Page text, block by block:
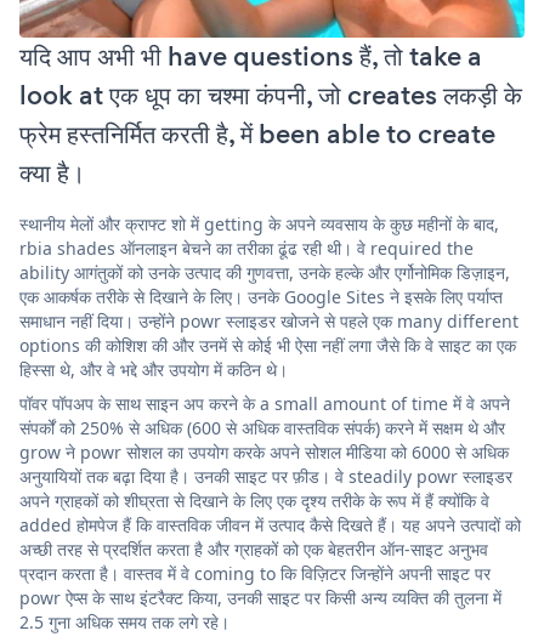
यदि आप अभी भी have questions हैं, तो take a
look at एक धूप का चश्मा कंपनी, जो creates लकड़ी के
फ्रेम हस्तनिर्मित करती है, में been able to create
क्या है।
स्थानीय मेलों और क्राफ्ट शो में getting के अपने व्यवसाय के कुछ महीनों के बाद,
rbia shades ऑनलाइन बेचने का तरीका ढूंढ रही थी। वे required the
ability आगंतुकों को उनके उत्पाद की गुणवत्ता, उनके हल्के और एर्गोनोमिक डिज़ाइन,
एक आकर्षक तरीके से दिखाने के लिए। उनके Google Sites ने इसके लिए पर्याप्त
समाधान नहीं दिया। उन्होंने powr स्लाइडर खोजने से पहले एक many different
options की कोशिश की और उनमें से कोई भी ऐसा नहीं लगा जैसे कि वे साइट का एक
हिस्सा थे, और वे भद्दे और उपयोग में कठिन थे।
पॉवर पॉपअप के साथ साइन अप करने के a small amount of time में वे अपने
संपर्कों को 250% से अधिक (600 से अधिक वास्तविक संपर्क) करने में सक्षम थे और
grow ने powr सोशल का उपयोग करके अपने सोशल मीडिया को 6000 से अधिक
अनुयायियों तक बढ़ा दिया है। उनकी साइट पर फ़ीड। वे steadily powr स्लाइडर
अपने ग्राहकों को शीघ्रता से दिखाने के लिए एक दृश्य तरीके के रूप में हैं क्योंकि वे
added होमपेज हैं कि वास्तविक जीवन में उत्पाद कैसे दिखते हैं। यह अपने उत्पादों को
अच्छी तरह से प्रदर्शित करता है और ग्राहकों को एक बेहतरीन ऑन-साइट अनुभव
प्रदान करता है। वास्तव में वे coming to कि विज़िटर जिन्होंने अपनी साइट पर
powr ऐप्स के साथ इंटरैक्ट किया, उनकी साइट पर किसी अन्य व्यक्ति की तुलना में
2.5 गुना अधिक समय तक लगे रहे।